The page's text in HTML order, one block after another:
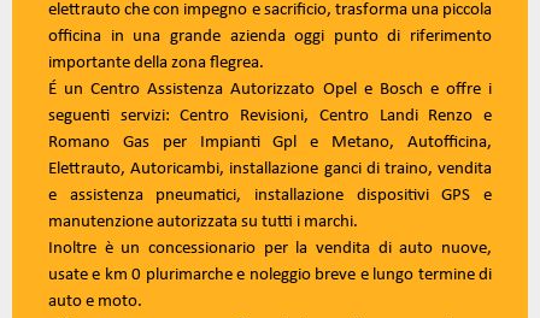
elettrauto che con impegno e sacrificio, trasforma una piccola
officina in una grande azienda oggi punto di riferimento
importante della zona flegrea.
É un Centro Assistenza Autorizzato Opel e Bosch e offre i
seguenti servizi: Centro Revisioni, Centro Landi Renzo e
Romano Gas per Impianti Gpl e Metano, Autofficina,
Elettrauto, Autoricambi, installazione ganci di traino, vendita
e assistenza pneumatici, installazione dispositivi GPS e
manutenzione autorizzata su tutti i marchi.
Inoltre è un concessionario per la vendita di auto nuove,
usate e km 0 plurimarche e noleggio breve e lungo termine di
auto e moto.